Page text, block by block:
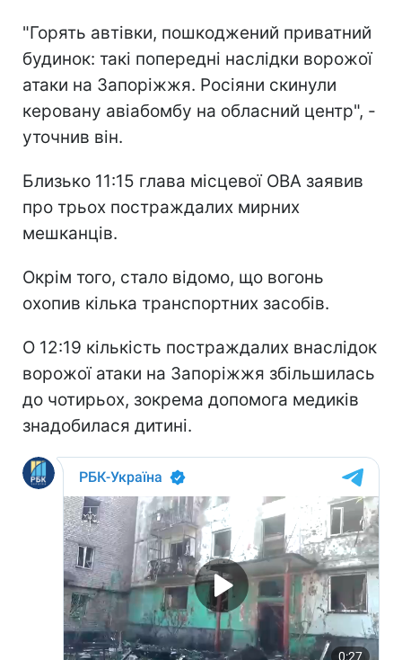
"Горять автівки, пошкоджений приватний
будинок: такі попередні наслідки ворожої
атаки на Запоріжжя. Росіяни скинули
керовану авіабомбу на обласний центр", -
уточнив він.
Близько 11:15 глава місцевої ОВА заявив
про трьох постраждалих мирних
мешканців.
Окрім того, стало відомо, що вогонь
охопив кілька транспортних засобів.
О 12:19 кількість постраждалих внаслідок
ворожої атаки на Запоріжжя збільшилась
до чотирьох, зокрема допомога медиків
знадобилася дитині.